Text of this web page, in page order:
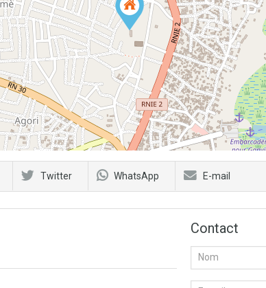
Twitter WhatsApp E-mail
Contact